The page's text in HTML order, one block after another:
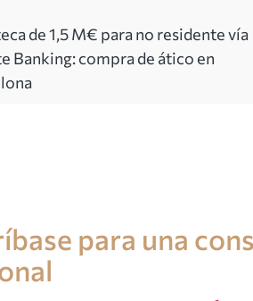
de 1,5 M€ para no residente vía
Banking: compra de ático en
para una